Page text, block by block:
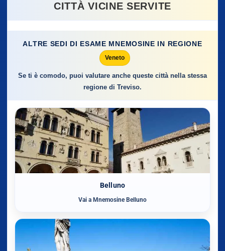
CITTÀ VICINE SERVITE
ALTRE SEDI DI ESAME MNEMOSINE IN REGIONE
Veneto
Se ti è comodo, puoi valutare anche queste città nella stessa
regione di Treviso.
Belluno
Vai a Mnemosine Belluno